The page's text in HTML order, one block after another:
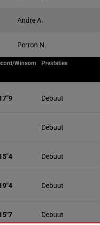
Andre A.
Perron N.
Winsom Prestaties
Debuut
Debuut
Debuut
Debuut
Debuut